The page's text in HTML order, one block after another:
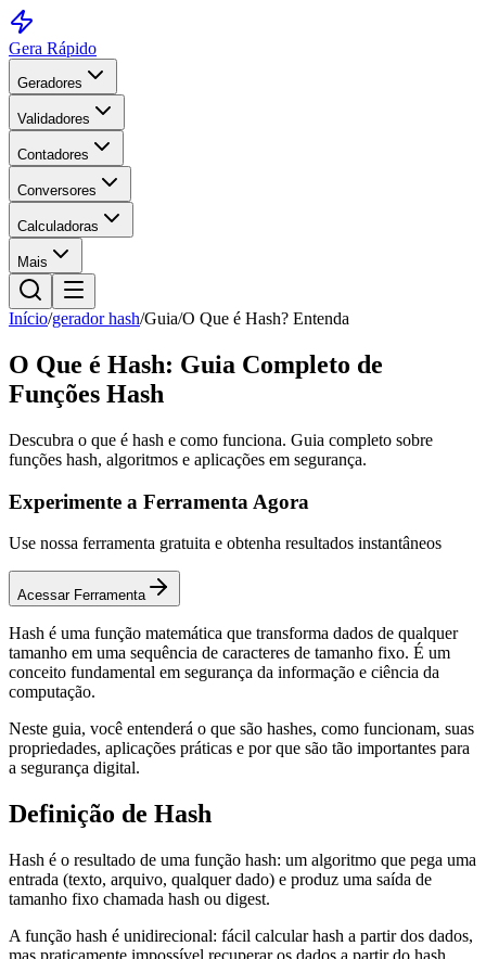
Gera Rápido
Geradores
Validadores
Contadores
Conversores
Calculadoras
Mais
Início/gerador hash/Guia/O Que é Hash? Entenda
O Que é Hash: Guia Completo de
Funções Hash
Descubra o que é hash e como funciona. Guia completo sobre
funções hash, algoritmos e aplicações em segurança.
Experimente a Ferramenta Agora
Use nossa ferramenta gratuita e obtenha resultados instantâneos
Acessar Ferramenta
Hash é uma função matemática que transforma dados de qualquer
tamanho em uma sequência de caracteres de tamanho fixo. É um
conceito fundamental em segurança da informação e ciência da
computação.
Neste guia, você entenderá o que são hashes, como funcionam, suas
propriedades, aplicações práticas e por que são tão importantes para
a segurança digital.
Definição de Hash
Hash é o resultado de uma função hash: um algoritmo que pega uma
entrada (texto, arquivo, qualquer dado) e produz uma saída de
tamanho fixo chamada hash ou digest.
A função hash é unidirecional: fácil calcular hash a partir dos dados,
mas praticamente impossível recuperar os dados a partir do hash.